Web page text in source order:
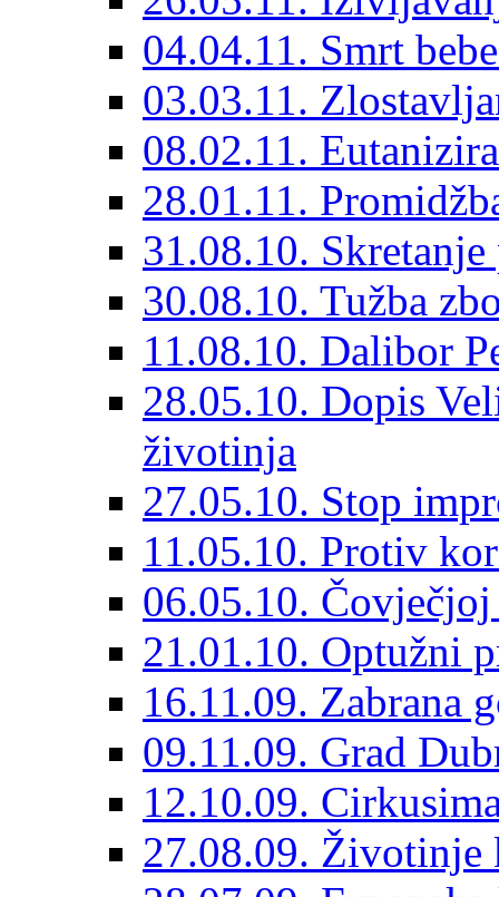
04.04.11. Smrt
03.03.11.
08.02.11.
28.01.11.
31.08.10.
30.08.10. Tužba
11.08.10. Dalibor
28.05.10. Dopis
životinja
27.05.10. Stop
11.05.10. Protiv
06.05.10.
21.01.10. Optužni
16.11.09. Zabrana
09.11.09. Grad
12.10.09.
27.08.09. Životinje